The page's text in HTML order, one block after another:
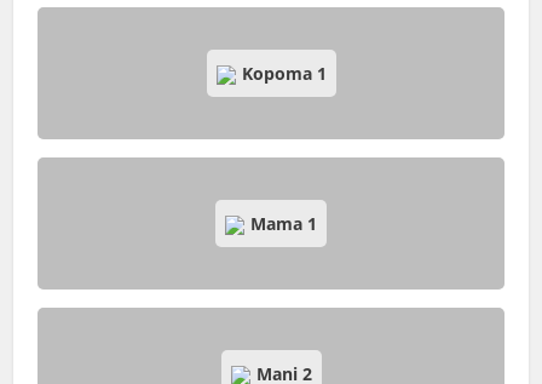
Kopoma 1
Mama 1
Mani 2